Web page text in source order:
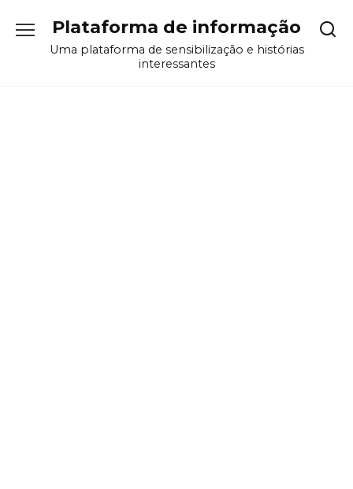
содержанию
Plataforma de informação
Uma plataforma de sensibilização e histórias
interessantes